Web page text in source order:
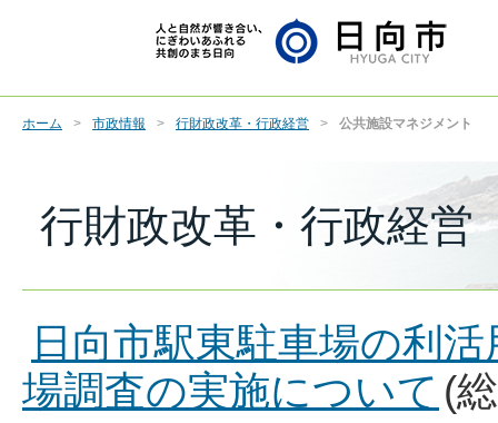
ホーム 市政情報 行財政改革・行政経営 公共施設マネジメント
行財政改革・行政経営
日向市駅東駐車場の利
場調査の実施について (